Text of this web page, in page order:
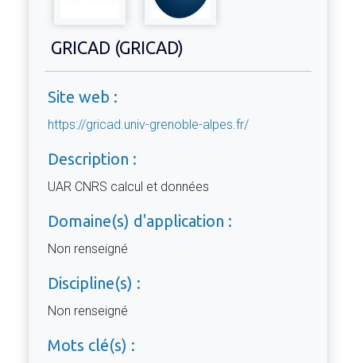
GRICAD (GRICAD)
Site web :
https://gricad.univ-grenoble-alpes.fr/
Description :
UAR CNRS calcul et données
Domaine(s) d'application :
Non renseigné
Discipline(s) :
Non renseigné
Mots clé(s) :